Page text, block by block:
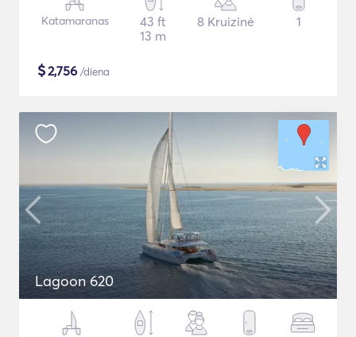
Katamaranas
43 ft
13 m
8 Kruizinė 1
$2,756 /diena
Lagoon 620